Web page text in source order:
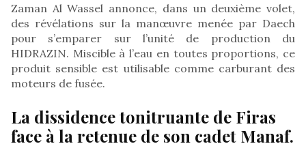
Zaman Al Wassel annonce, dans un deuxième volet,
des révélations sur la manœuvre menée par Daech
pour s’emparer sur l’unité de production du
HIDRAZIN. Miscible à l’eau en toutes proportions, ce
produit sensible est utilisable comme carburant des
moteurs de fusée.
La dissidence tonitruante de Firas
face à la retenue de son cadet Manaf.